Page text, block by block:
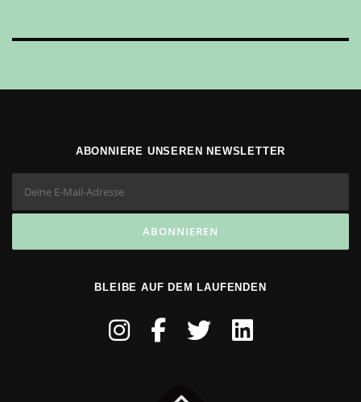
ABONNIERE UNSEREN NEWSLETTER
BLEIBE AUF DEM LAUFENDEN